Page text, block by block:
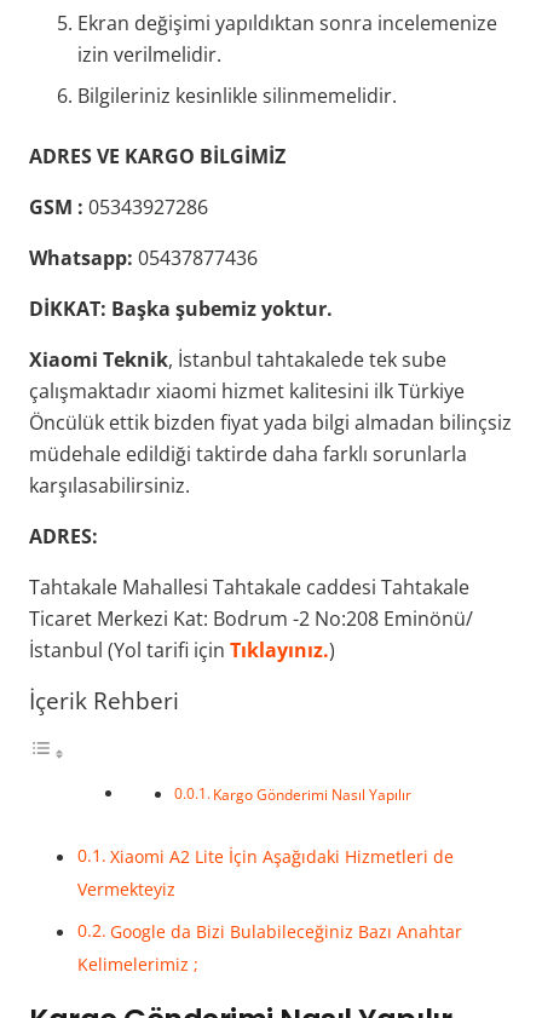
Ekran değişimi yapıldıktan sonra incelemenize
izin verilmelidir.
Bilgileriniz kesinlikle silinmemelidir.
ADRES VE KARGO BİLGİMİZ
GSM : 05343927286
Whatsapp: 05437877436
DİKKAT: Başka şubemiz yoktur.
Xiaomi Teknik, İstanbul tahtakalede tek sube
çalışmaktadır xiaomi hizmet kalitesini ilk Türkiye
Öncülük ettik bizden fiyat yada bilgi almadan bilinçsiz
müdehale edildiği taktirde daha farklı sorunlarla
karşılasabilirsiniz.
ADRES:
Tahtakale Mahallesi Tahtakale caddesi Tahtakale
Ticaret Merkezi Kat: Bodrum -2 No:208 Eminönü/
İstanbul (Yol tarifi için Tıklayınız.)
İçerik Rehberi
Kargo Gönderimi Nasıl Yapılır
Xiaomi A2 Lite İçin Aşağıdaki Hizmetleri de
Vermekteyiz
Google da Bizi Bulabileceğiniz Bazı Anahtar
Kelimelerimiz ;